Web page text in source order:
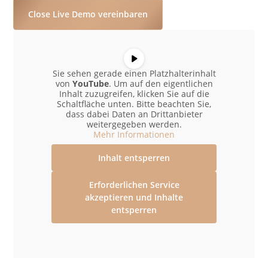
Sie sehen gerade einen Platzhalterinhalt
von YouTube. Um auf den eigentlichen
Inhalt zuzugreifen, klicken Sie auf die
Schaltfläche unten. Bitte beachten Sie,
dass dabei Daten an Drittanbieter
weitergegeben werden.
Mehr Informationen
Inhalt entsperren
Erforderlichen Service
akzeptieren und Inhalte
entsperren
Close Live Demo vereinbaren